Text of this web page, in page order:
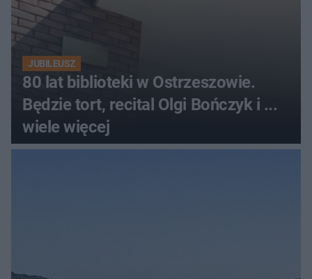
JUBILEUSZ
80 lat biblioteki w Ostrzeszowie.
Będzie tort, recital Olgi Bończyk i ...
wiele więcej